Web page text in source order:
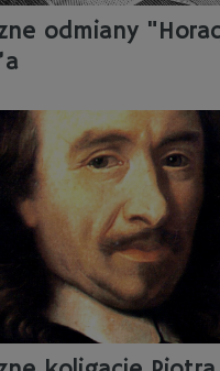
odmiany